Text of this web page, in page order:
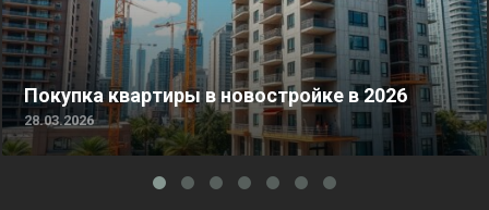
Покупка квартиры в новостройке в 2026
28.03.2026